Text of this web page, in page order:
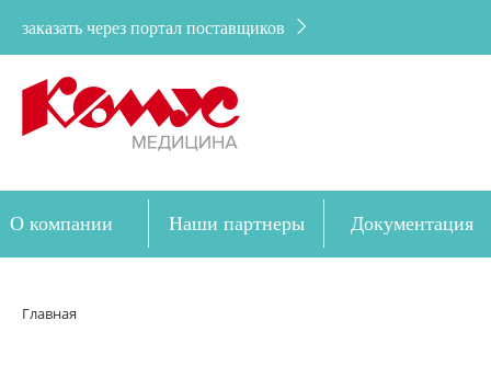
заказать через портал поставщиков
О компании Наши партнеры Документация
Главная